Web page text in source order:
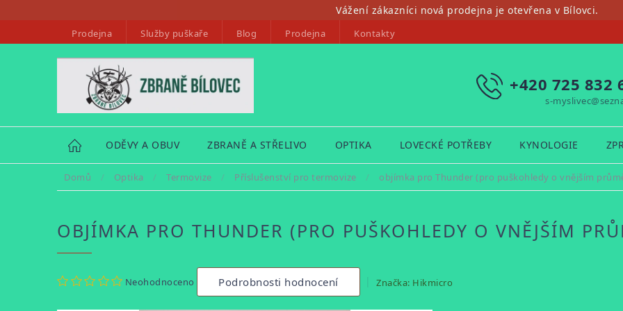
Vážení zákazníci nová prodejna je otevřena v Bílovci.
Prodejna Služby puškaře Blog Prodejna Kontakty
+420 725 832
s-
HOME ODĚVY A OBUV ZBRANĚ A STŘELIVO OPTIKA LOVECKÉ POTŘEBY KYNOLOGIE
Domů / Optika / Termovize / Příslušenství pro termovize / objímka pro Thunder (pro puškohledy o vnějším
OBJÍMKA PRO THUNDER (PRO PUŠKOHLEDY O VNĚJŠÍM
hodnocení
Neohodnoceno Podrobnosti hodnocení Značka: Hikmicro